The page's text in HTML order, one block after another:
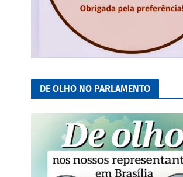
DE OLHO NO PARLAMENTO